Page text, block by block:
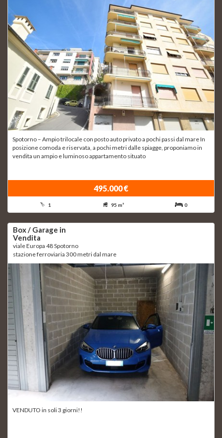
Spotorno – Ampio trilocale con posto auto privato a pochi passi dal mare In
posizione comoda e riservata, a pochi metri dalle spiagge, proponiamo in
vendita un ampio e luminoso appartamento situato
495.000 €
1 95 m² 0
Box / Garage in
Vendita
viale Europa 48 Spotorno
stazione ferroviaria 300 metri dal mare
VENDUTO in soli 3 giorni!!